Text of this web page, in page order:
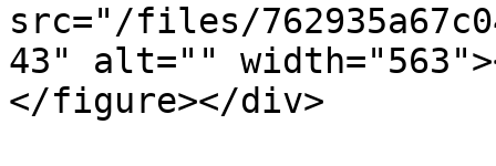
src="/files/
43" alt=""
</figure></div>